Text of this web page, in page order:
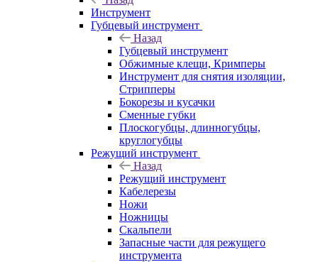
Инструмент
Губцевый инструмент
Назад
Губцевый инструмент
Обжимные клещи, Кримперы
Инструмент для снятия изоляции,
Стрипперы
Бокорезы и кусачки
Сменные губки
Плоскогубцы, длинногубцы,
круглогубцы
Режущий инструмент
Назад
Режущий инструмент
Кабелерезы
Ножи
Ножницы
Скальпели
Запасные части для режущего
инструмента